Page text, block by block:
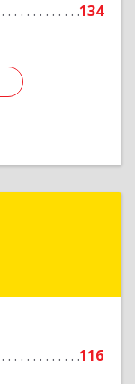
134
116